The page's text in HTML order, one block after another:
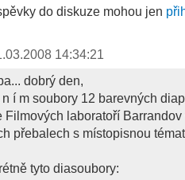
do diskuze mohou jen
14:34:21
dobrý den,
n í m soubory 12 barevných
Filmových laboratoří Barrandov
přebalech s místopisnou
tyto diasoubory: